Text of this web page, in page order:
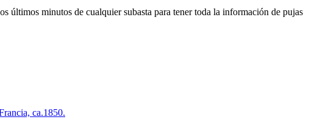
últimos minutos de cualquier subasta para tener toda la información de pujas
ca.1850.